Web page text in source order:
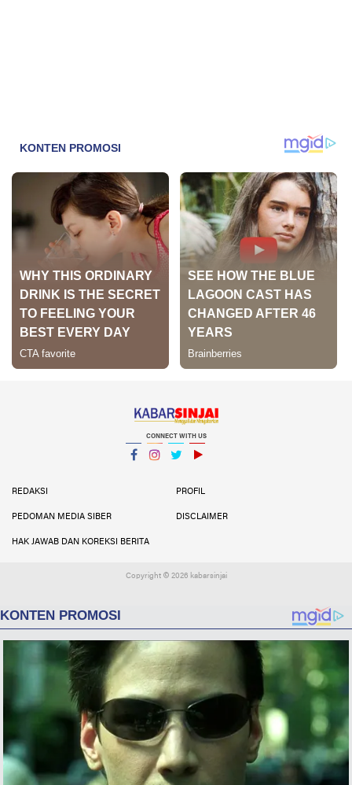
CONNECT WITH US
REDAKSI
PROFIL
PEDOMAN MEDIA SIBER DISCLAIMER
HAK JAWAB DAN KOREKSI BERITA
Copyright © 2026 kabarsinjai